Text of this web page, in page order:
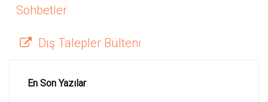
Sohbetler
Dış Talepler Bülteni
En Son Yazılar